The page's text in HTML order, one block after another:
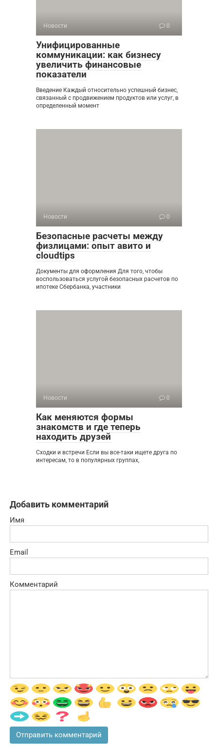
Новости 0
Унифицированные
коммуникации: как бизнесу
увеличить финансовые
показатели
Введение Каждый относительно успешный бизнес,
связанный с продвижением продуктов или услуг, в
определенный момент
Новости 0
Безопасные расчеты между
физлицами: опыт авито и
cloudtips
Документы для оформления Для того, чтобы
воспользоваться услугой безопасных расчетов по
ипотеке Сбербанка, участники
Новости 0
Как меняются формы
знакомств и где теперь
находить друзей
Сходки и встречи Если вы все-таки ищете друга по
интересам, то в популярных группах,
Добавить комментарий
Имя
Email
Комментарий